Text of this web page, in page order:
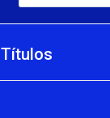
Títulos